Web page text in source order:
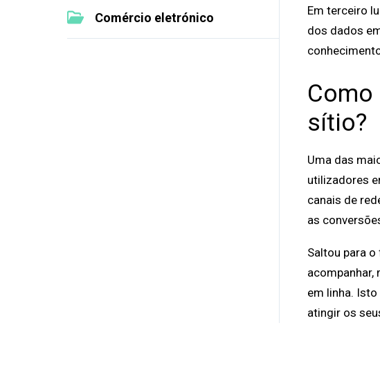
Comércio eletrónico
Em terceiro
dos dados
Como
sítio?
Uma das
utilizadores
canais de
as
Saltou para
em linha.
atingir os